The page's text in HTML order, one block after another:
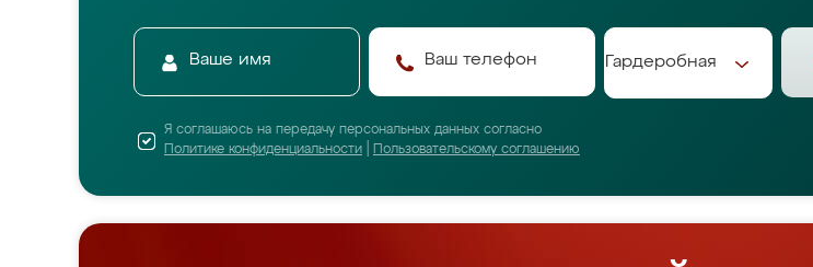
Я соглашаюсь на передачу персональных данных согласно
Политике конфиденциальности
Пользовательскому соглашению